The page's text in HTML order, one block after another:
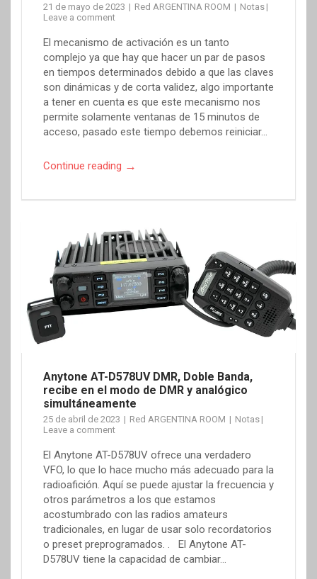
21 de mayo de 2023 Red ARGENTINA ROOM
Notas
Leave a comment
El mecanismo de activación es un tanto
complejo ya que hay que hacer un par de pasos
en tiempos determinados debido a que las claves
son dinámicas y de corta validez, algo importante
a tener en cuenta es que este mecanismo nos
permite solamente ventanas de 15 minutos de
acceso, pasado este tiempo debemos reiniciar…
Continue reading →
Anytone AT-D578UV DMR, Doble Banda,
recibe en el modo de DMR y analógico
simultáneamente
25 de abril de 2023 Red ARGENTINA ROOM
Notas
Leave a comment
El Anytone AT-D578UV ofrece una verdadero
VFO, lo que lo hace mucho más adecuado para la
radioafición. Aquí se puede ajustar la frecuencia y
otros parámetros a los que estamos
acostumbrado con las radios amateurs
tradicionales, en lugar de usar solo recordatorios
o preset preprogramados. . El Anytone AT-
D578UV tiene la capacidad de cambiar…